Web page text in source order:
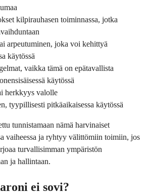
kilpirauhasen toiminnassa, jotka
arpeutuminen, joka voi kehittyä
käytössä
vaikka tämä on epätavallista
käytössä
herkkyys valolle
tyypillisesti pitkäaikaisessa käytössä
tunnistamaan nämä harvinaiset
vaiheessa ja ryhtyy välittömiin toimiin, jos
turvallisimman ympäristön
ja hallintaan.
ei sovi?